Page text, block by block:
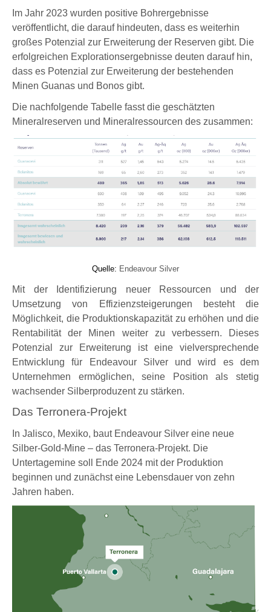
Im Jahr 2023 wurden positive Bohrergebnisse
veröffentlicht, die darauf hindeuten, dass es weiterhin
großes Potenzial zur Erweiterung der Reserven gibt. Die
erfolgreichen Explorationsergebnisse deuten darauf hin,
dass es Potenzial zur Erweiterung der bestehenden
Minen Guanas und Bonos gibt.
Die nachfolgende Tabelle fasst die geschätzten
Mineralreserven und Mineralressourcen des zusammen:
Quelle: Endeavour Silver
Mit der Identifizierung neuer Ressourcen und der
Umsetzung von Effizienzsteigerungen besteht die
Möglichkeit, die Produktionskapazität zu erhöhen und die
Rentabilität der Minen weiter zu verbessern. Dieses
Potenzial zur Erweiterung ist eine vielversprechende
Entwicklung für Endeavour Silver
und wird es dem
Unternehmen ermöglichen, seine Position als stetig
wachsender Silberproduzent zu stärken.
Das Terronera-Projekt
In Jalisco, Mexiko, baut Endeavour Silver eine neue
Silber-Gold-Mine – das Terronera-Projekt. Die
Untertagemine soll Ende 2024 mit der Produktion
beginnen und zunächst eine Lebensdauer von zehn
Jahren haben.